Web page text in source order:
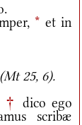
* et in
25, 6).
† dico ego
scribæ